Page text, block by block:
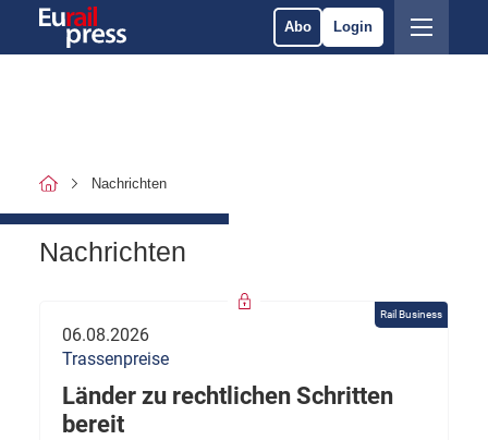
Abo Login
Nachrichten
Nachrichten
Rail Business
06.08.2026
Trassenpreise
Länder zu rechtlichen Schritten
bereit